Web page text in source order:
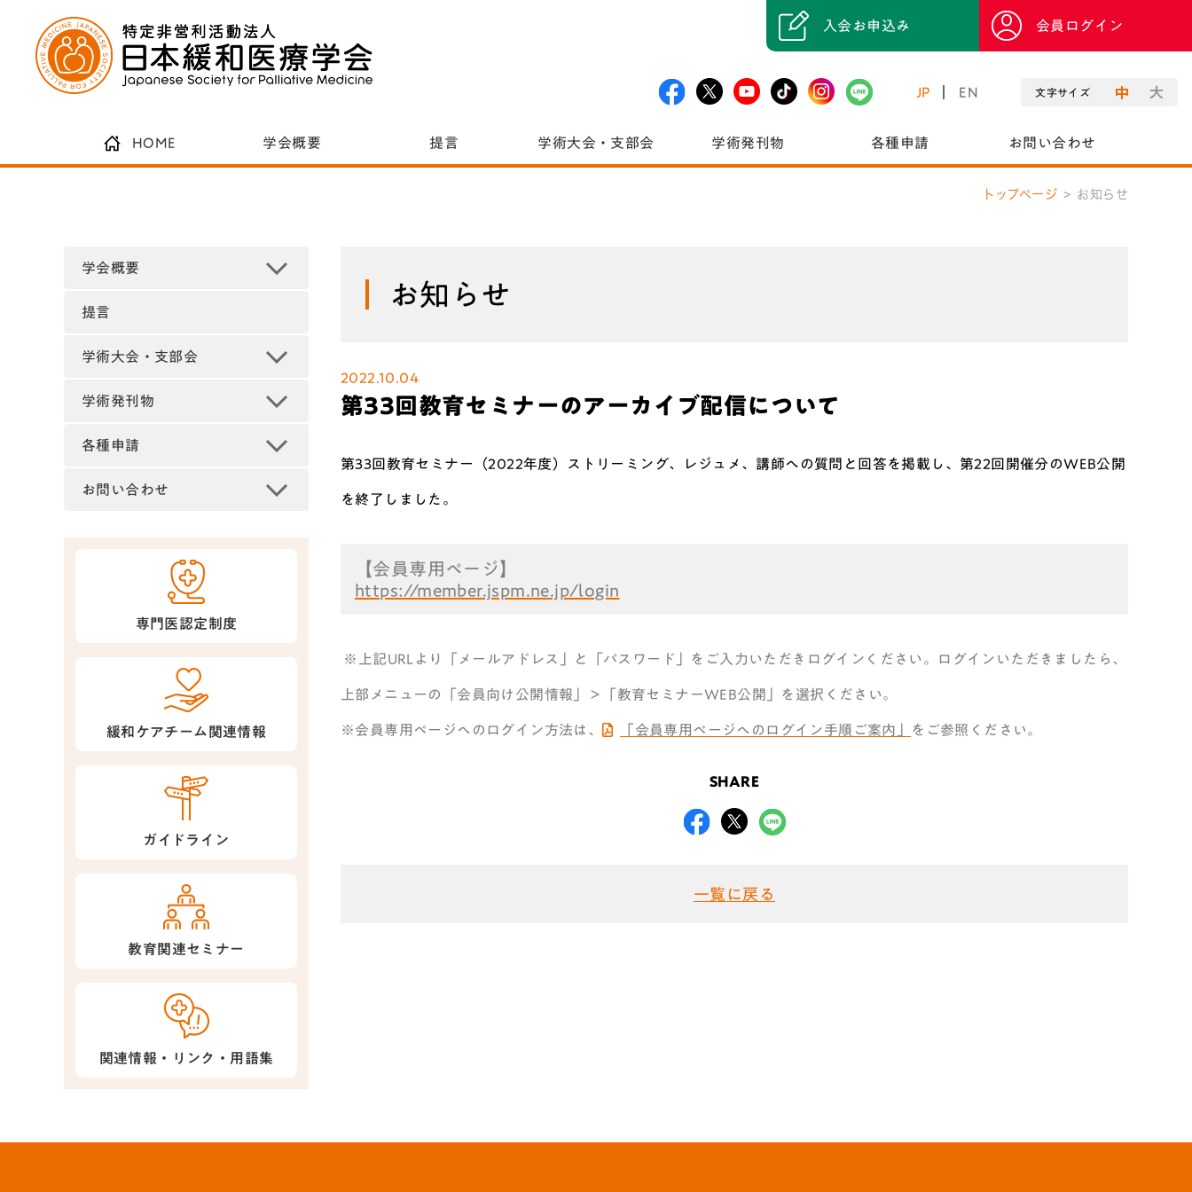
入会お申込み 会員ログイン
JP EN 文字サイズ
HOME 学会概要 提言 学術大会・支部会 学術発刊物 各種申請 お問い合わせ
トップページ お知らせ
学会概要
提言
学術大会・支部会
学術発刊物
各種申請
お問い合わせ
専門医認定制度
緩和ケアチーム関連情報
ガイドライン
教育関連セミナー
関連情報・リンク・用語集
お知らせ
2022.10.04
第33回教育セミナーのアーカイブ配信について
第33回教育セミナー（2022年度）ストリーミング、レジュメ、講師への質問と回答を掲載し、第22回開催分のWEB公開
を終了しました。
【会員専用ページ】
https://member.jspm.ne.jp/login
※上記URLより「メールアドレス」と「パスワード」をご入力いただきログインください。ログインいただきましたら、
上部メニューの「 会員向け公開情報 」＞「 教育セミナーWEB公開 」を選択ください。
※会員専用ページへのログイン方法は、 「会員専用ページへのログイン手順ご案内」 をご参照ください。
SHARE
一覧に戻る